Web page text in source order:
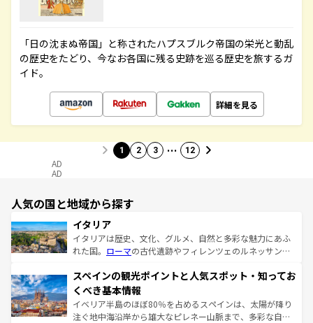
「日の沈まぬ帝国」と称されたハプスブルク帝国の栄光と動乱
の歴史をたどり、今なお各国に残る史跡を巡る歴史を旅するガ
イド。
詳細を見る
1 2 3 … 12
AD
AD
人気の国と地域から探す
イタリア
イタリアは歴史、文化、グルメ、自然と多彩な魅力にあふ
れた国。 ローマの古代遺跡やフィレンツェのルネッサンス
ろん、トスカーナの美しい田園風景やアマルフィ海岸の絶
景など、自然景観も見逃せない。観光の合間には、本場の
ピザやパスタなど、絶品のイタリア料理を堪能することも
できる。朝目覚めてから夜眠るまで、すべての瞬間を楽し
スペインの観光ポイントと人気スポット・知ってお
くべき基本情報
イベリア半島のほぼ80％を占めるスペインは、太陽が降り
注ぐ地中海沿岸から雄大なピレネー山脈まで、多彩な自然